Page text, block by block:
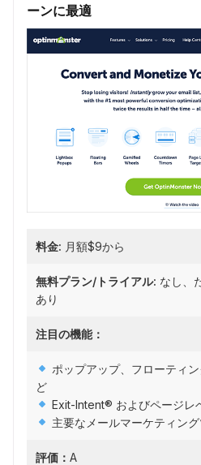
ーンに最適
料金: 月額$9から
無料プラン/トライアル: なし、
あり
注目の機能：
ポップアップ、フローティ
ど
Exit-Intent® およびページレ
主要なメールマーケティン
評価： A